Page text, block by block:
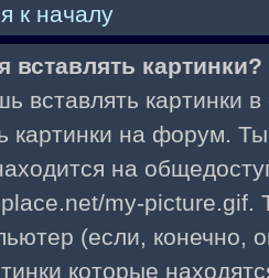
к началу
вставлять картинки?
вставлять картинки
картинки на форум.
на
my-picture.gif.
(если, конечно,
которые